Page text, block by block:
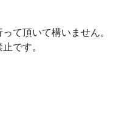
て頂いて構いません。
です。